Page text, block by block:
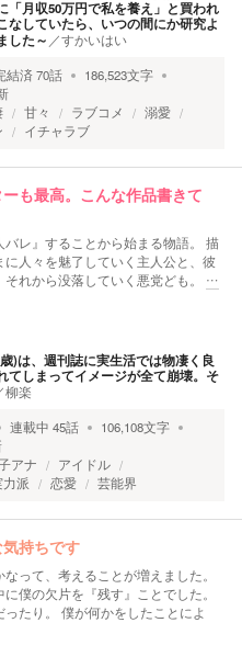
「月収50万円で私を養え」と買われ
なしていたら、いつの間にか研究よ
した～ ／すかいはい
結済70話 186,523文字
甘々 ラブコメ
溺愛
イチャラブ
も最高。こんな作品書きて
レ』することから始まる物語。 描
人々を魅了していく主人公と、彼
れから没落していく悪党ども。 …
)は、週刊誌に実生活では物凄く良
てしまってイメージが全て崩壊。そ
柳楽
連載中 45話 106,108文字
アナ
アイドル
力派 恋愛 芸能界
持ちです
って、考えることが増えました。
僕の欠片を『残す』ことでした。
たり。 僕が何かをしたことによ